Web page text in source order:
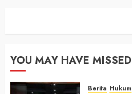
YOU MAY HAVE MISSED
Berita Hukum